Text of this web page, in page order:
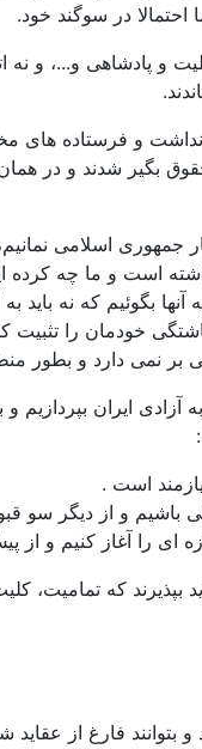
در سوگند خود.
و پادشاهی و...، و
و فرستاده های
حقوق بگیر شدند و
اسلامی
است و ما چه کرده
بگوئیم که نه باید
خودمان را تثبیت
بر نمی دارد و بطور
ایران
است .
باشیم و از دیگر
را آغاز کنیم و از
بپذیرند که
فارغ از عقاید